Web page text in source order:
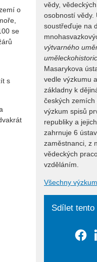
o
se
s
vědy,
osobností vědy.
soustřeďuje na
výtvarného
Masarykova
vedle výzkumu
základny k
českých
výzkum spisů
republiky a
zahrnuje 6
zaměstnanci, z
vědeckých
vzděláním.
Všechny
Sdílet tento